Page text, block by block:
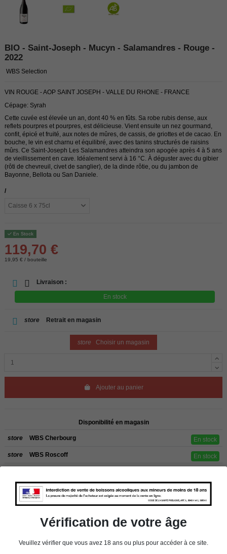
BIO - Saint-Joseph - Mucyn - Salamandres - Rouge -
2022
WBS Selection
VIN ROUGE - AOP SAINT JOSEPH - VALLE DU RHONE - FRANCE
Cépage: Syrah
Cette cuvée est élevée un an, dont 40 % en fûts. Sa robe rubis dense, aux
reflets pourpres et pourpres, est délicieuse. Vient ensuite un nez gourmand,
confit, épicé et fruité, aux notes de mûres, de cassis, de griottes et de cacao. En
bouche, le vin est charnu et équilibré, avec des tanins structurés de raisins
mûrs. Ce Saint-Joseph Les Salamandres atteindra son apogée après 4 à 5 ans
de vieillissement en cave. Idéalement servi à 16 °C. À déguster avec du gibier
(rôti de chevreuil, civet de sanglier), de la dinde rôtie, ou du jambon de
Bayonne, Bellota ou San Daniele.
/
En Stock
119,70 €
19,95 € / bouteille
Livraison :
En stock
store Retrait en magasin
store Choisir un magasin
Ajouter au panier
Disponibilité en magasin
store WBS Cherbourg En stock
store WBS Roscoff En stock
Les commandes sont uniquement livrées en France métropolitaine. Pour les
clients de l’étranger, retrait sur place dans nos magasins de ROSCOFF ou
CHERBOURG.
Vérification de votre âge
Veuillez vérifier que vous avez 18 ans ou plus pour accéder à ce site.